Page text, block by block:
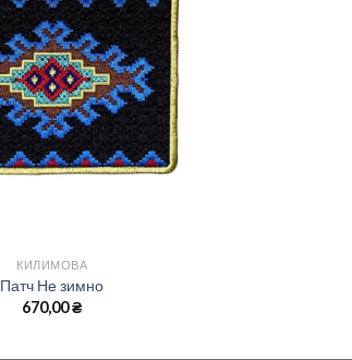
КИЛИМОВА
Патч Не зимно
670,00₴